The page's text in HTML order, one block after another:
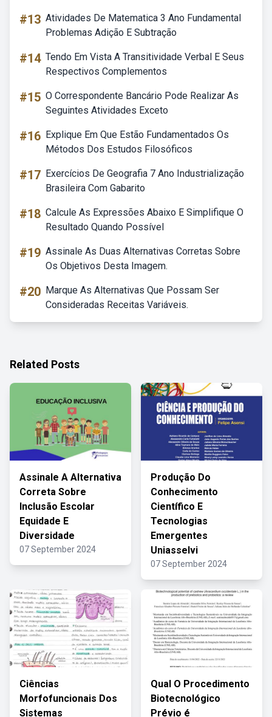
#13 Atividades De Matematica 3 Ano Fundamental
Problemas Adição E Subtração
#14 Tendo Em Vista A Transitividade Verbal E Seus
Respectivos Complementos
#15 O Correspondente Bancário Pode Realizar As
Seguintes Atividades Exceto
#16 Explique Em Que Estão Fundamentados Os
Métodos Dos Estudos Filosóficos
#17 Exercícios De Geografia 7 Ano Industrialização
Brasileira Com Gabarito
#18 Calcule As Expressões Abaixo E Simplifique O
Resultado Quando Possível
#19 Assinale As Duas Alternativas Corretas Sobre
Os Objetivos Desta Imagem.
#20 Marque As Alternativas Que Possam Ser
Consideradas Receitas Variáveis.
Related Posts
Assinale A Alternativa
Correta Sobre
Inclusão Escolar
Equidade E
Diversidade
07 September 2024
Produção Do
Conhecimento
Científico E
Tecnologias
Emergentes
Uniasselvi
07 September 2024
Ciências
Morfofuncionais Dos
Sistemas
Qual O Procedimento
Biotecnológico
Prévio é